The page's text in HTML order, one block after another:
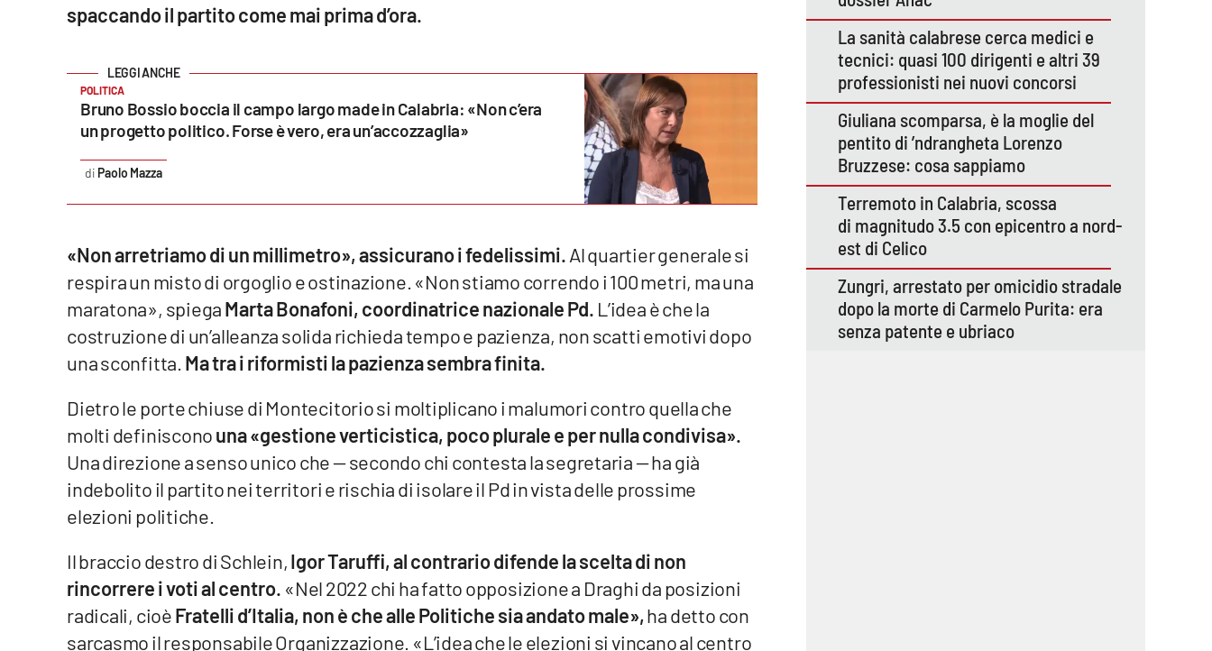
Reggio Calabria
spaccando il partito come mai prima d’ora.
POLITICA
Bruno Bossio boccia il campo largo made in Calabria: «Non c’era
un progetto politico. Forse è vero, era un’accozzaglia»
Paolo Mazza
«Non arretriamo di un millimetro», assicurano i fedelissimi.Al quartier generale si
respira un misto di orgoglio e ostinazione. «Non stiamo correndo i 100 metri, ma una
maratona», spiegaMarta Bonafoni, coordinatrice nazionale Pd. L’idea è che la
costruzione di un’alleanza solida richieda tempo e pazienza, non scatti emotivi dopo
una sconfitta. Ma tra i riformisti la pazienza sembra finita.
Dietro le porte chiuse di Montecitorio si moltiplicano i malumori contro quella che
molti definisconouna «gestione verticistica, poco plurale e per nulla condivisa».
Una direzione a senso unico che — secondo chi contesta la segretaria — ha già
indebolito il partito nei territori e rischia di isolare il Pd in vista delle prossime
elezioni politiche.
Il braccio destro di Schlein,Igor Taruffi, al contrario difende la scelta di non
rincorrere i voti al centro. «Nel 2022 chi ha fatto opposizione a Draghi da posizioni
radicali, cioèFratelli d’Italia, non è che alle Politiche sia andato male»,ha detto con
sarcasmo il responsabile Organizzazione. «L’idea che le elezioni si vincano al centro
La sanità calabrese cerca medici e
tecnici: quasi 100 dirigenti e altri 39
professionisti nei nuovi concorsi
Giuliana scomparsa, è la moglie del
pentito di ’ndrangheta Lorenzo
Bruzzese: cosa sappiamo
Terremoto in Calabria, scossa
di magnitudo 3.5 con epicentro a nord-
est di Celico
Zungri, arrestato per omicidio stradale
dopo la morte di Carmelo Purita: era
senza patente e ubriaco